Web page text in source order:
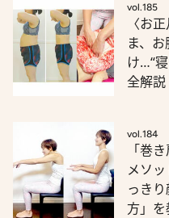
vol.185
〈お
ま、
け…“
全解説
vol.184
「巻
メソ
っき
方」を